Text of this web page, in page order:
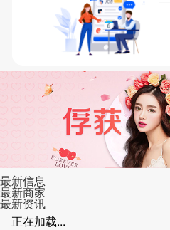
最新信息
最新商家
最新资讯
正在加载...